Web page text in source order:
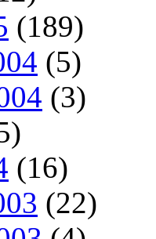
(189)
(5)
(3)
(16)
(22)